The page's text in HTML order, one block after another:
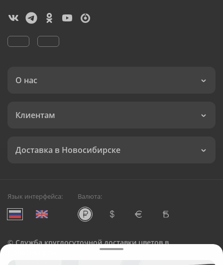
О нас
Клиентам
Доставка в Новосибирске
Язык интерфейса: Валюта:
©Служба круглосуточной доставки цветов в
Русский Букет, 2026